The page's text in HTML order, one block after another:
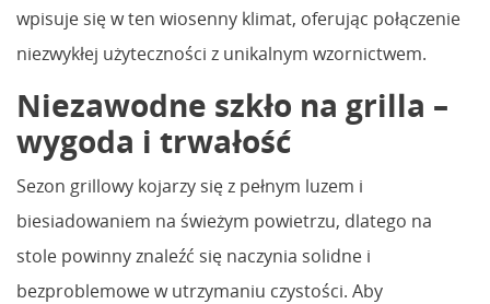
wpisuje się w ten wiosenny klimat, oferując połączenie
niezwykłej użyteczności z unikalnym wzornictwem.
Niezawodne szkło na grilla –
wygoda i trwałość
Sezon grillowy kojarzy się z pełnym luzem i
biesiadowaniem na świeżym powietrzu, dlatego na
stole powinny znaleźć się naczynia solidne i
bezproblemowe w utrzymaniu czystości. Aby